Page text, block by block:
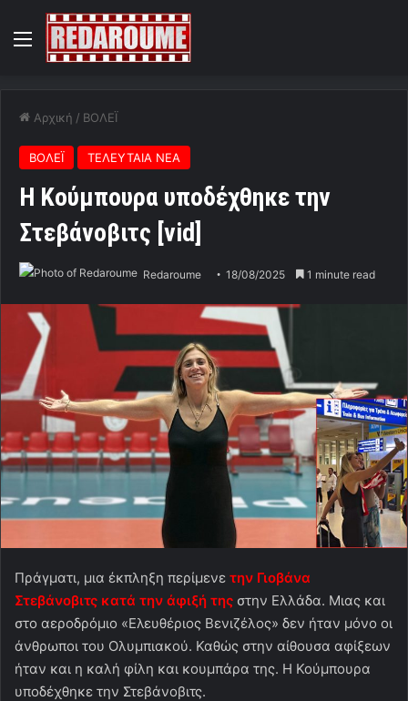
Menu
Αρχική / ΒΟΛΕΪ
ΒΟΛΕΪ ΤΕΛΕΥΤΑΙΑ ΝΕΑ
Η Κούμπουρα υποδέχθηκε την
Στεβάνοβιτς [vid]
Redaroume 18/08/2025 1 minute read
Πράγματι, μια έκπληξη περίμενε την Γιοβάνα
Στεβάνοβιτς κατά την άφιξή της στην Ελλάδα. Μιας και
στο αεροδρόμιο «Ελευθέριος Βενιζέλος» δεν ήταν μόνο οι
άνθρωποι του Ολυμπιακού. Καθώς στην αίθουσα αφίξεων
ήταν και η καλή φίλη και κουμπάρα της. Η Κούμπουρα
υποδέχθηκε την Στεβάνοβιτς.